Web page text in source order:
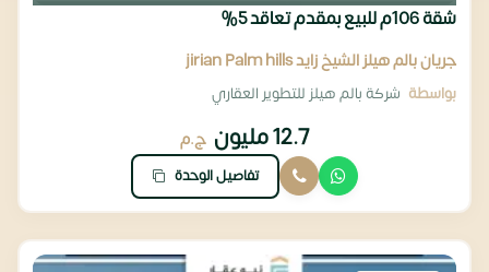
شقة 106م للبيع بمقدم تعاقد 5%
جريان بالم هيلز الشيخ زايد jirian Palm hills
بواسطة شركة بالم هيلز للتطوير العقاري
12.7 مليون ج.م
تفاصيل الوحدة